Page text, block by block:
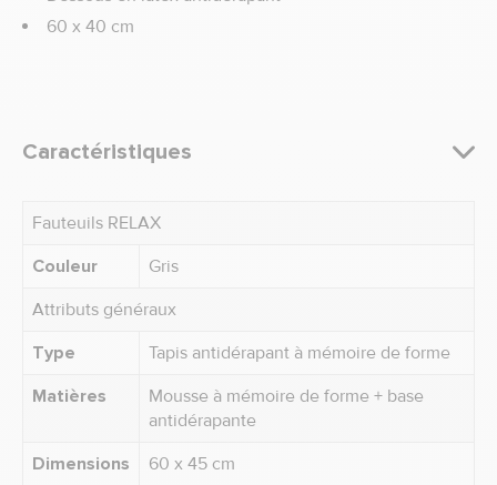
Caractéristiques
Fauteuils RELAX
Couleur
Gris
Attributs généraux
Type
Tapis antidérapant à mémoire de forme
Matières
Mousse à mémoire de forme + base
antidérapante
Dimensions
60 x 45 cm
60 x 40 cm